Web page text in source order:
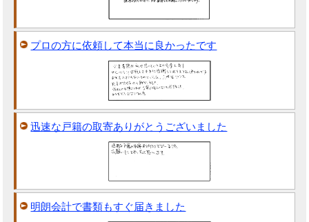
プロの方に依頼して本当に良かったです
迅速な戸籍の取寄ありがとうございました
明朗会計で書類もすぐ届きました